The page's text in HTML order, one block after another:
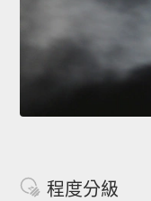
程度分級